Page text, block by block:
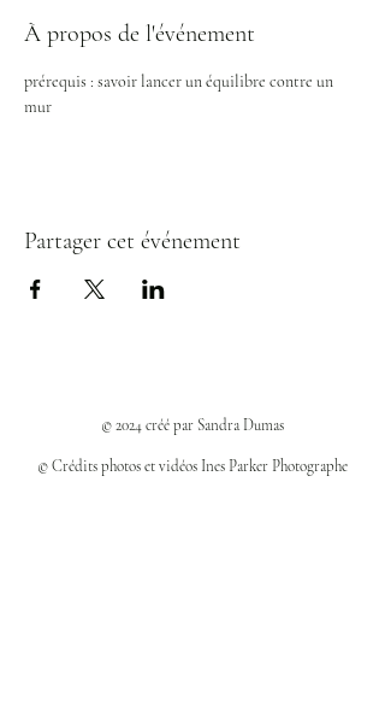
À propos de l'événement
prérequis : savoir lancer un équilibre contre un
mur
Partager cet événement
© 2024 créé par Sandra Dumas
© Crédits photos et vidéos Ines Parker Photographe